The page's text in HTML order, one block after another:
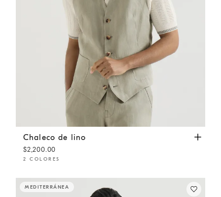
Chaleco de lino Salvia
Chaleco de lino
$2,200.00
2 COLORES
MEDITERRÁNEA